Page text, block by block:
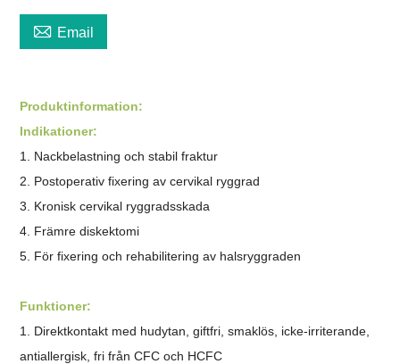
 Email
Produktinformation:
Indikationer:
1. Nackbelastning och stabil fraktur
2. Postoperativ fixering av cervikal ryggrad
3. Kronisk cervikal ryggradsskada
4. Främre diskektomi
5. För fixering och rehabilitering av halsryggraden
Funktioner:
1. Direktkontakt med hudytan, giftfri, smaklös, icke-irriterande,
antiallergisk, fri från CFC och HCFC